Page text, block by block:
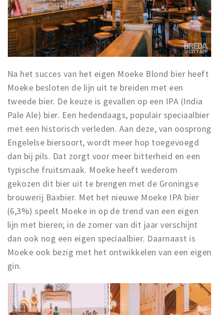
Natuurgebieden
Baroniepoorten
Sport
Inloggen
Na het succes van het eigen Moeke Blond bier heeft
Moeke besloten de lijn uit te breiden met een
tweede bier. De keuze is gevallen op een IPA (India
Pale Ale) bier. Een hedendaags, populair speciaalbier
met een historisch verleden. Aan deze, van oosprong
Engelelse biersoort, wordt meer hop toegevoegd
dan bij pils. Dat zorgt voor meer bitterheid en een
typische fruitsmaak. Moeke heeft wederom
gekozen dit bier uit te brengen met de Groningse
brouwerij Baxbier. Met het nieuwe Moeke IPA bier
(6,3%) speelt Moeke in op de trend van een eigen
lijn met bieren; in de zomer van dit jaar verschijnt
dan ook nog een eigen speciaalbier. Daarnaast is
Moeke ook bezig met het ontwikkelen van een eigen
gin.